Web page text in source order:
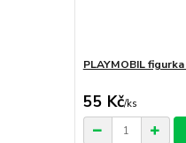
PLAYMOBIL
55 Kč/ks